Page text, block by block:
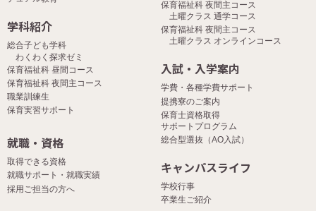
保育福祉科 夜間主コース
土曜クラス 通学コース
保育福祉科 夜間主コース
土曜クラス オンラインコース
学科紹介
総合子ども学科
わくわく探求ゼミ
保育福祉科 昼間コース
保育福祉科 夜間主コース
職業訓練生
保育実習サポート
入試・入学案内
学費・各種学費サポート
提携寮のご案内
保育士資格取得
サポートプログラム
総合型選抜（AO入試）
就職・資格
取得できる資格
就職サポート・就職実績
採用ご担当の方へ
キャンパスライフ
学校行事
卒業生ご紹介